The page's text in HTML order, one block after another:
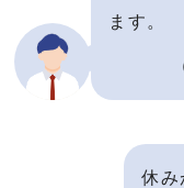
ます。
休み